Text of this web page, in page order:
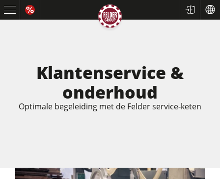
Schaafmachines
Klantenservice &
onderhoud
Optimale begeleiding met de Felder service-keten